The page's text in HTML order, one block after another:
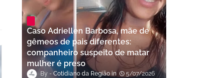
Caso Adriellen Barbosa, mãe de
gêmeos de pais diferentes:
companheiro suspeito de matar
mulher é preso
Cotidiano da Região
5/07/2026